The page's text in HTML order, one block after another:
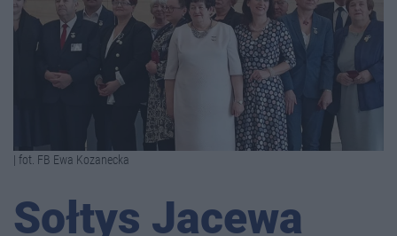
| fot. FB Ewa Kozanecka
Sołtys Jacewa